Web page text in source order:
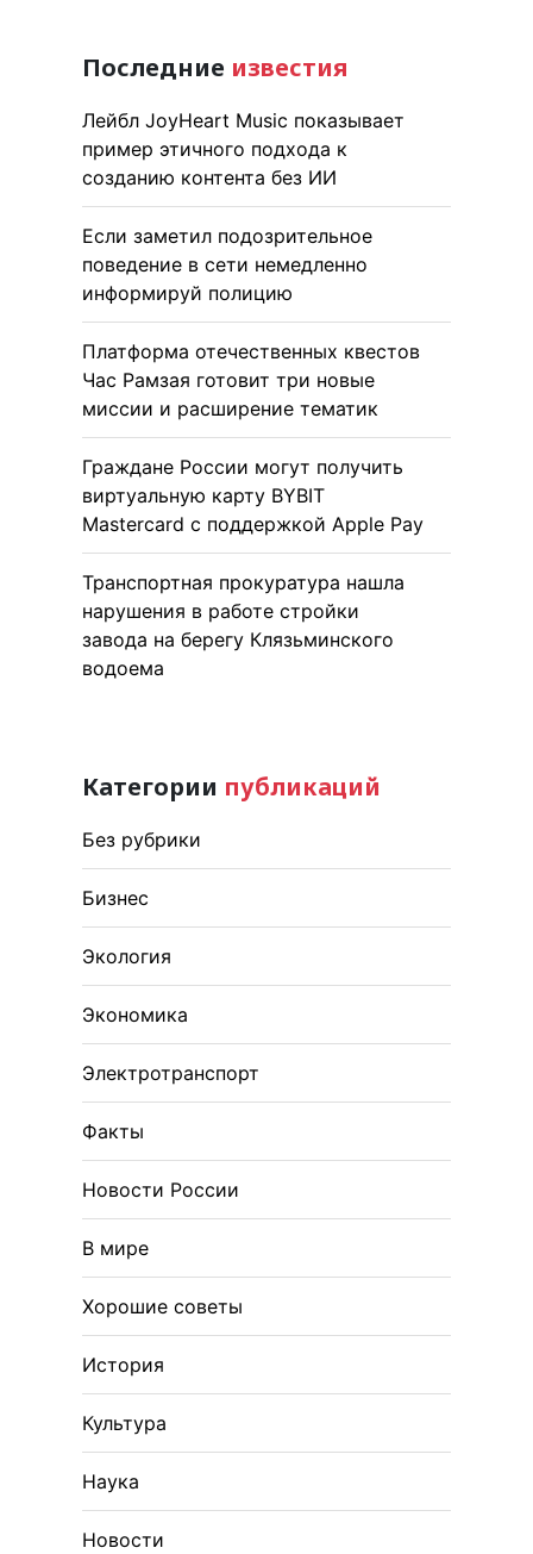
Последние известия
Лейбл JoyHeart Music показывает
пример этичного подхода к
созданию контента без ИИ
Если заметил подозрительное
поведение в сети немедленно
информируй полицию
Платформа отечественных квестов
Час Рамзая готовит три новые
миссии и расширение тематик
Граждане России могут получить
виртуальную карту BYBIT
Mastercard с поддержкой Apple Pay
Транспортная прокуратура нашла
нарушения в работе стройки
завода на берегу Клязьминского
водоема
Категории публикаций
Без рубрики
Бизнес
Экология
Экономика
Электротранспорт
Факты
Новости России
В мире
Хорошие советы
История
Культура
Наука
Новости